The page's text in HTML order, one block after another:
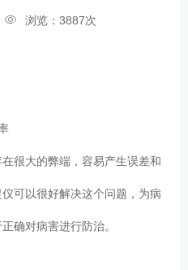
浏览：3887次
很大的弊端，容易产生误差和
可以很好解决这个问题，为病
确对病害进行防治。